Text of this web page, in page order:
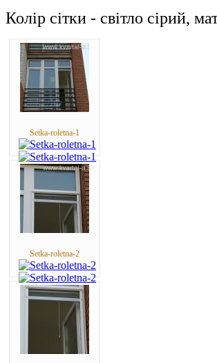
Колір сітки - світло сірий,
Setka-roletna-1
Setka-roletna-2